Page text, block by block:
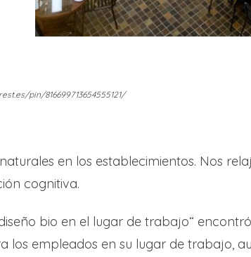
pin/816699713654555121/
en los establecimientos. Nos
cognitiva.
bio en el lugar de trabajo“
los empleados en su lugar de trabajo,